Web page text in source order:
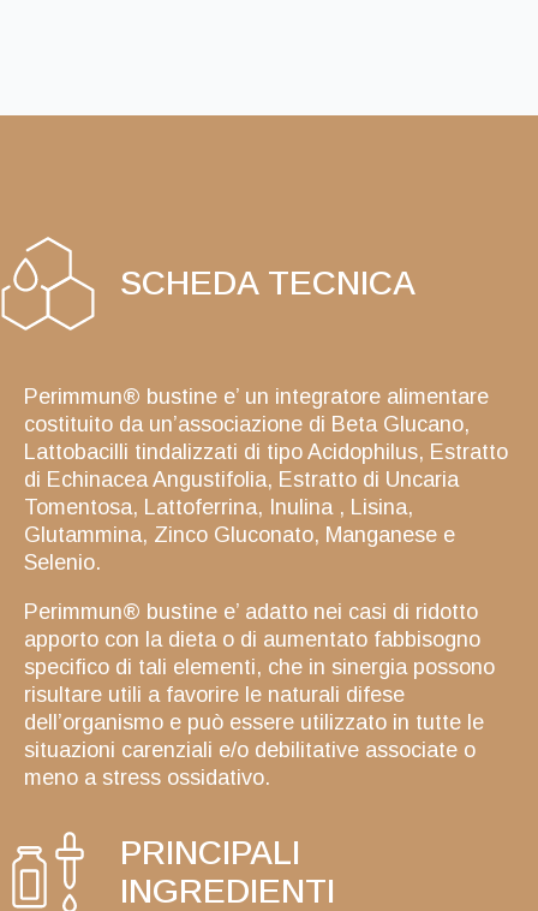
SCHEDA TECNICA
Perimmun® bustine e’ un integratore alimentare
costituito da un’associazione di Beta Glucano,
Lattobacilli tindalizzati di tipo Acidophilus, Estratto
di Echinacea Angustifolia, Estratto di Uncaria
Tomentosa, Lattoferrina, Inulina , Lisina,
Glutammina, Zinco Gluconato, Manganese e
Selenio.
Perimmun® bustine e’ adatto nei casi di ridotto
apporto con la dieta o di aumentato fabbisogno
specifico di tali elementi, che in sinergia possono
risultare utili a favorire le naturali difese
dell’organismo e può essere utilizzato in tutte le
situazioni carenziali e/o debilitative associate o
meno a stress ossidativo.
PRINCIPALI
INGREDIENTI